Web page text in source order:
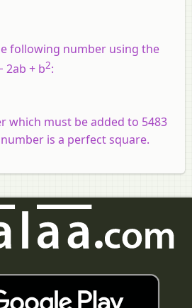
following number using the
2ab + b2:
which must be added to 5483
is a perfect square.